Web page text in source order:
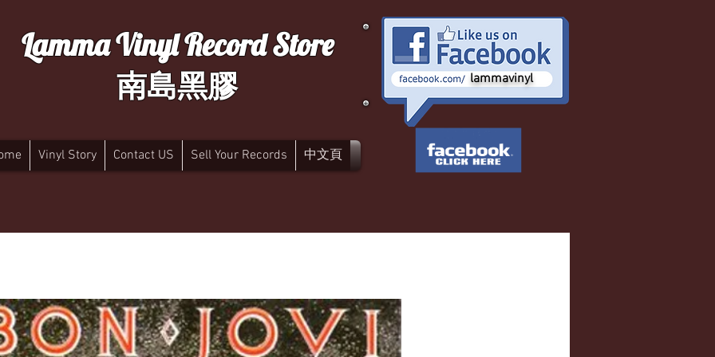
Lamma Vinyl Record Store
南島黑膠
Vinyl Story Contact US Sell Your Records 中文頁
lammavinyl